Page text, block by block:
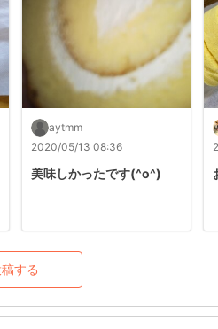
aytmm
2020/05/13 08:36
美味しかったです(^o^)
する